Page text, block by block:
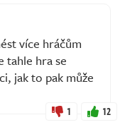
více hráčům
tahle hra se
jak to pak může
1 12